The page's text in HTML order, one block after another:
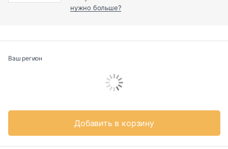
нужно больше?
Ваш регион
Добавить в корзину